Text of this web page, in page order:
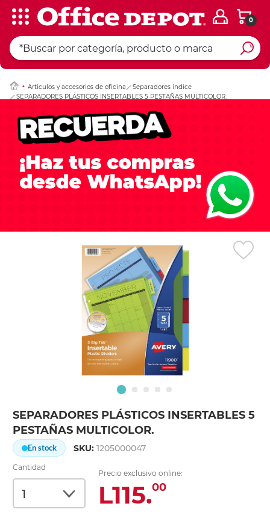
0
Artículos y accesorios de oficina
Separadores índice
SEPARADORES PLÁSTICOS INSERTABLES 5 PESTAÑAS MULTICOLOR.
SEPARADORES PLÁSTICOS INSERTABLES 5
PESTAÑAS MULTICOLOR.
En stock SKU:1205000047
Cantidad
Precio exclusivo online:
L115.00
Ingresar Codigo